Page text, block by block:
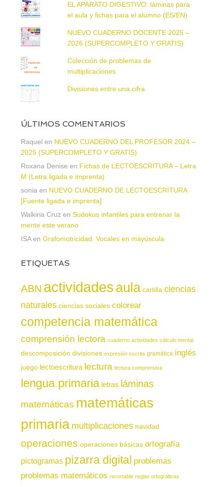
EL APARATO DIGESTIVO: láminas para
el aula y fichas para el alumno (ES/EN)
NUEVO CUADERNO DOCENTE 2025 –
2026 (SUPERCOMPLETO Y GRATIS)
Colección de problemas de
multiplicaciones
Divisiones entre una cifra
ÚLTIMOS COMENTARIOS
Raquel en NUEVO CUADERNO DEL PROFESOR 2024 –
2025 (SUPERCOMPLETO Y GRATIS)
Roxana Denise en Fichas de LECTOESCRITURA – Letra
M (Letra ligada e imprenta)
sonia en NUEVO CUADERNO DE LECTOESCRITURA
[Fuente ligada e imprenta]
Walkiria Cruz en Sudokus infantiles para entrenar la
mente este verano
ISAen Grafomotricidad. Vocales en mayúscula
ETIQUETAS
ABN actividadesaula cartilla ciencias
naturales ciencias sociales colorear
competencia matemática
comprensión lectora cuaderno actividades cálculo mental
descomposición divisiones expresión escrita gramática inglés
juego lectoescritura lectura lectura comprensiva
lengua primaria letras láminas
matemáticas matemáticas
primaria multiplicaciones navidad
operaciones operaciones básicas ortografía
pictogramas pizarra digital problemas
problemas matemáticos recortable reglas ortográficas